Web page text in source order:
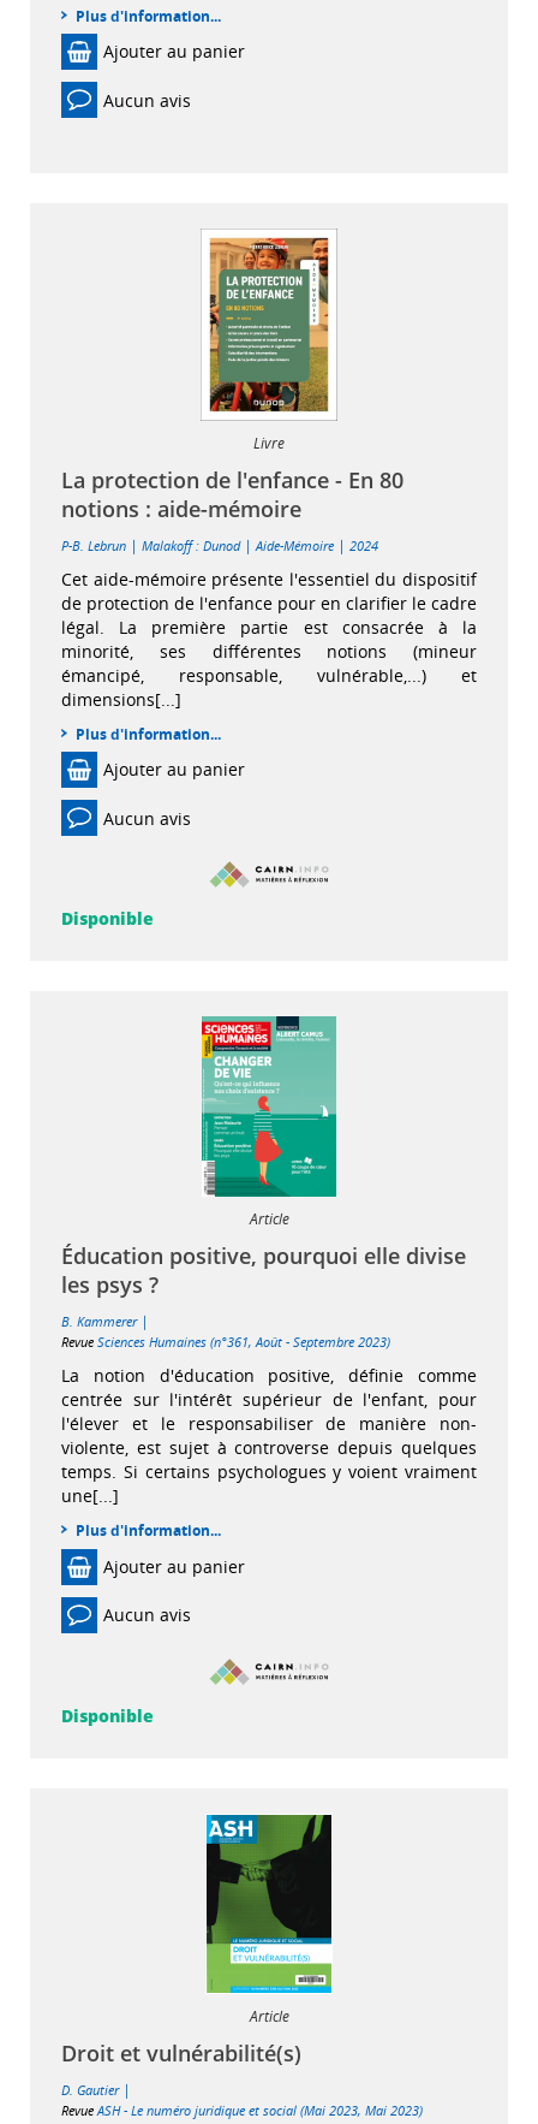
Plus d'information...
Ajouter au panier
Aucun avis
Livre
La protection de l'enfance - En 80
notions : aide-mémoire
P-B. Lebrun | Malakoff : Dunod|Aide-Mémoire | 2024
Cet aide-mémoire présente l'essentiel du dispositif
de protection de l'enfance pour en clarifier le cadre
légal. La première partie est consacrée à la
minorité, ses différentes notions (mineur
émancipé, responsable, vulnérable,...) et
dimensions[...]
Plus d'information...
Ajouter au panier
Aucun avis
Disponible
Article
Éducation positive, pourquoi elle divise
les psys ?
B. Kammerer |
Revue Sciences Humaines (n°361, Août - Septembre 2023)
La notion d'éducation positive, définie comme
centrée sur l'intérêt supérieur de l'enfant, pour
l'élever et le responsabiliser de manière non-
violente, est sujet à controverse depuis quelques
temps. Si certains psychologues y voient vraiment
une[...]
Plus d'information...
Ajouter au panier
Aucun avis
Disponible
Article
Droit et vulnérabilité(s)
D. Gautier |
Revue ASH - Le numéro juridique et social (Mai 2023, Mai 2023)